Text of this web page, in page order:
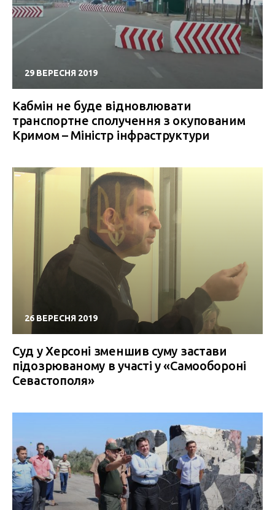
29 ВЕРЕСНЯ 2019
Кабмін не буде відновлювати
транспортне сполучення з окупованим
Кримом – Міністр інфраструктури
26 ВЕРЕСНЯ 2019
Суд у Херсоні зменшив суму застави
підозрюваному в участі у «Самообороні
Севастополя»